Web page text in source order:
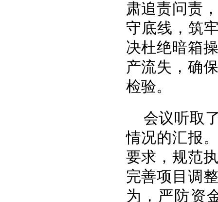
肃追责问责
守底线，筑
决杜绝暗箱
产流失，确
检验。
会议听取
情况的汇报
要求，规范
完善项目调
为，严防资